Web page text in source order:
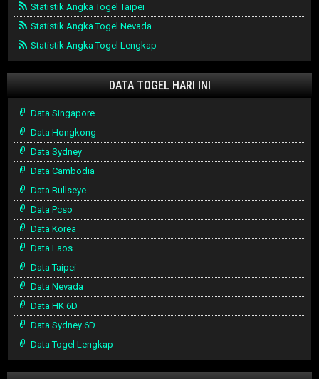
Statistik Angka Togel Taipei
Statistik Angka Togel Nevada
Statistik Angka Togel Lengkap
DATA TOGEL HARI INI
Data Singapore
Data Hongkong
Data Sydney
Data Cambodia
Data Bullseye
Data Pcso
Data Korea
Data Laos
Data Taipei
Data Nevada
Data HK 6D
Data Sydney 6D
Data Togel Lengkap